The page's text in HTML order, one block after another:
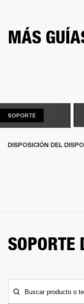
MÁS
SOPORTESOPORTE
DISPOSICIÓN DEL
SOPORTE
Buscar producto o